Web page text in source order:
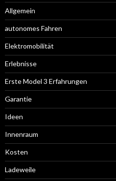
Allgemein
autonomes Fahren
Elektromobilität
Erlebnisse
Erste Model 3 Erfahrungen
Garantie
Ideen
Innenraum
Kosten
Ladeweile